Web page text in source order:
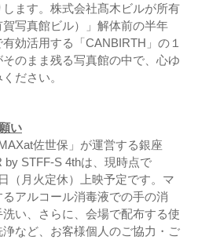
ます。株式会社髙木ビルが所有
写真館ビル）」解体前の半年
効活用する「CANBIRTH」の１
のまま残る写真館の中で、心ゆ
ださい。
い
佐世保」が運営する銀座
STFF-S 4thは、現時点で
（月火定休）上映予定です。マ
アルコール消毒液での手の消
い、さらに、会場で配布する使
など、お客様個人のご協力・ご